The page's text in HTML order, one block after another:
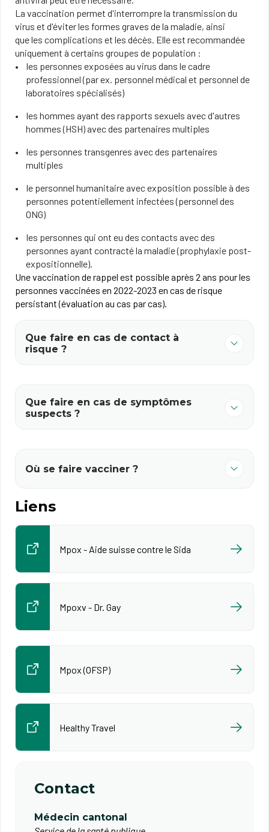
La vaccination permet d'interrompre la transmission du
virus et d'éviter les formes graves de la maladie, ainsi
que les complications et les décès. Elle est recommandée
uniquement à certains groupes de population :
les personnes exposées au virus dans le cadre
professionnel (par ex. personnel médical et personnel de
laboratoires spécialisés)
les hommes ayant des rapports sexuels avec d'autres
hommes (HSH) avec des partenaires multiples
les personnes transgenres avec des partenaires
multiples
le personnel humanitaire avec exposition possible à des
personnes potentiellement infectées (personnel des
ONG)
les personnes qui ont eu des contacts avec des
personnes ayant contracté la maladie (prophylaxie post-
expositionnelle).
Une vaccination de rappel est possible après 2 ans pour les
personnes vaccinées en 2022-2023 en cas de risque
persistant (évaluation au cas par cas).
Que faire en cas de contact à
risque ?
Que faire en cas de symptômes
suspects ?
Où se faire vacciner ?
Liens
Mpox - Aide suisse contre le Sida
Mpoxv - Dr. Gay
Mpox (OFSP)
Healthy Travel
Contact
Médecin cantonal